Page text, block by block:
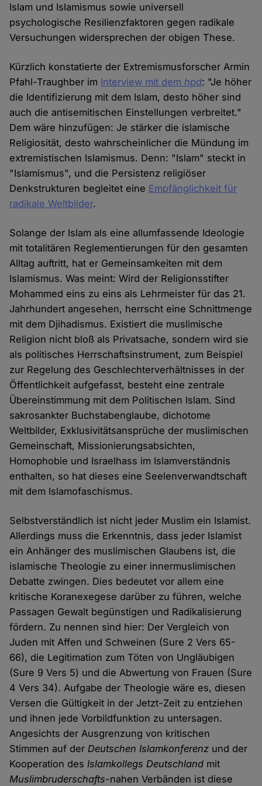
Islam und Islamismus sowie universell
psychologische Resilienzfaktoren gegen radikale
Versuchungen widersprechen der obigen These.
Kürzlich konstatierte der Extremismusforscher Armin
Pfahl-Traughber im Interview mit demhpd: "Je höher
die Identifizierung mit dem Islam, desto höher sind
auch die antisemitischen Einstellungen verbreitet."
Dem wäre hinzufügen: Je stärker die islamische
Religiosität, desto wahrscheinlicher die Mündung im
extremistischen Islamismus. Denn: "Islam" steckt in
"Islamismus", und die Persistenz religiöser
Denkstrukturen begleitet eine Empfänglichkeit für
radikale Weltbilder.
Solange der Islam als eine allumfassende Ideologie
mit totalitären Reglementierungen für den gesamten
Alltag auftritt, hat er Gemeinsamkeiten mit dem
Islamismus. Was meint: Wird der Religionsstifter
Mohammed eins zu eins als Lehrmeister für das 21.
Jahrhundert angesehen, herrscht eine Schnittmenge
mit dem Djihadismus. Existiert die muslimische
Religion nicht bloß als Privatsache, sondern wird sie
als politisches Herrschaftsinstrument, zum Beispiel
zur Regelung des Geschlechterverhältnisses in der
Öffentlichkeit aufgefasst, besteht eine zentrale
Übereinstimmung mit dem Politischen Islam. Sind
sakrosankter Buchstabenglaube, dichotome
Weltbilder, Exklusivitätsansprüche der muslimischen
Gemeinschaft, Missionierungsabsichten,
Homophobie und Israelhass im Islamverständnis
enthalten, so hat dieses eine Seelenverwandtschaft
mit dem Islamofaschismus.
Selbstverständlich ist nicht jeder Muslim ein Islamist.
Allerdings muss die Erkenntnis, dass jeder Islamist
ein Anhänger des muslimischen Glaubens ist, die
islamische Theologie zu einer innermuslimischen
Debatte zwingen. Dies bedeutet vor allem eine
kritische Koranexegese darüber zu führen, welche
Passagen Gewalt begünstigen und Radikalisierung
fördern. Zu nennen sind hier: Der Vergleich von
Juden mit Affen und Schweinen (Sure 2 Vers 65-
66), die Legitimation zum Töten von Ungläubigen
(Sure 9 Vers 5) und die Abwertung von Frauen (Sure
4 Vers 34). Aufgabe der Theologie wäre es, diesen
Versen die Gültigkeit in der Jetzt-Zeit zu entziehen
und ihnen jede Vorbildfunktion zu untersagen.
Angesichts der Ausgrenzung von kritischen
Stimmen auf derDeutschen Islamkonferenz und der
Kooperation desIslamkollegs Deutschland mit
Muslimbruderschafts-nahen Verbänden ist diese